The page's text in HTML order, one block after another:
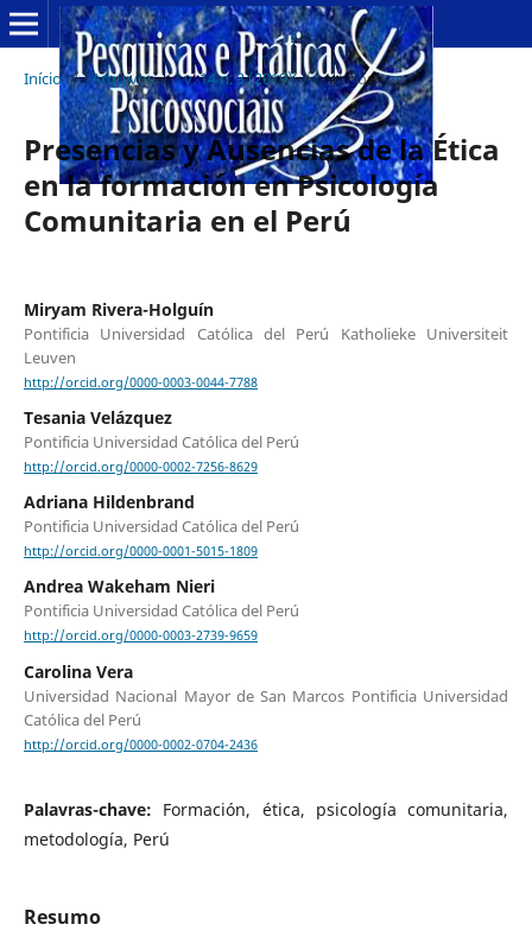
Início / Arquivos / v. 14 n. 3 (2019) / Artigos
Presencias y Ausencias de la Ética
en la formación en Psicología
Comunitaria en el Perú
Miryam Rivera-Holguín
Pontificia Universidad Católica del Perú Katholieke Universiteit
Leuven
http://orcid.org/0000-0003-0044-7788
Tesania Velázquez
Pontificia Universidad Católica del Perú
http://orcid.org/0000-0002-7256-8629
Adriana Hildenbrand
Pontificia Universidad Católica del Perú
http://orcid.org/0000-0001-5015-1809
Andrea Wakeham Nieri
Pontificia Universidad Católica del Perú
http://orcid.org/0000-0003-2739-9659
Carolina Vera
Universidad Nacional Mayor de San Marcos Pontificia Universidad
Católica del Perú
http://orcid.org/0000-0002-0704-2436
Palavras-chave: Formación, ética, psicología comunitaria,
metodología, Perú
Resumo